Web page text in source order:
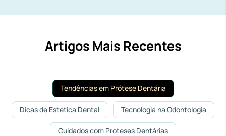
Artigos Mais Recentes
Tendências em Prótese Dentária
Dicas de Estética Dental Tecnologia na Odontologia
Cuidados com Próteses Dentárias